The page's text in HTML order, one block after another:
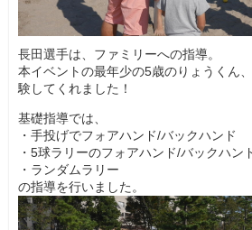
長田選手は、ファミリーへの指導。
本イベントの最年少の5歳のりょうくん
験してくれました！
基礎指導では、
・手投げでフォアハンド/バックハンド
・5球ラリーのフォアハンド/バックハン
・ランダムラリー
の指導を行いました。